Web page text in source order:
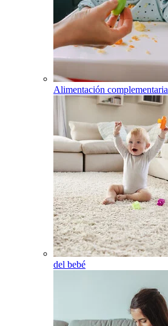
Alimentación complementaria
del bebé